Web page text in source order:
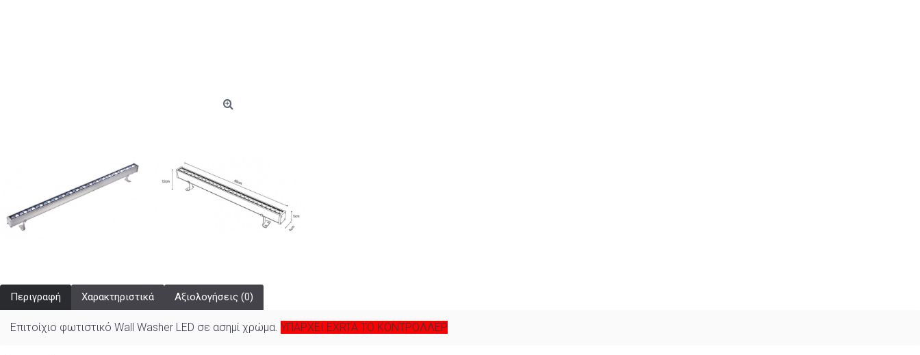
Περιγραφή Χαρακτηριστικά Αξιολογήσεις (0)
Επιτοίχιο φωτιστικό Wall Washer LED σε ασημί χρώμα. ΥΠΑΡΧΕΙ EXRTA ΤΟ ΚΟΝΤΡΟΛΛΕΡ